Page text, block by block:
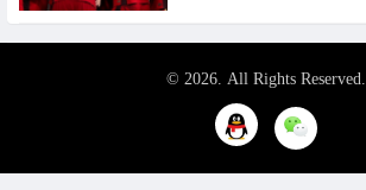
© 2026. All Rights Reserved.